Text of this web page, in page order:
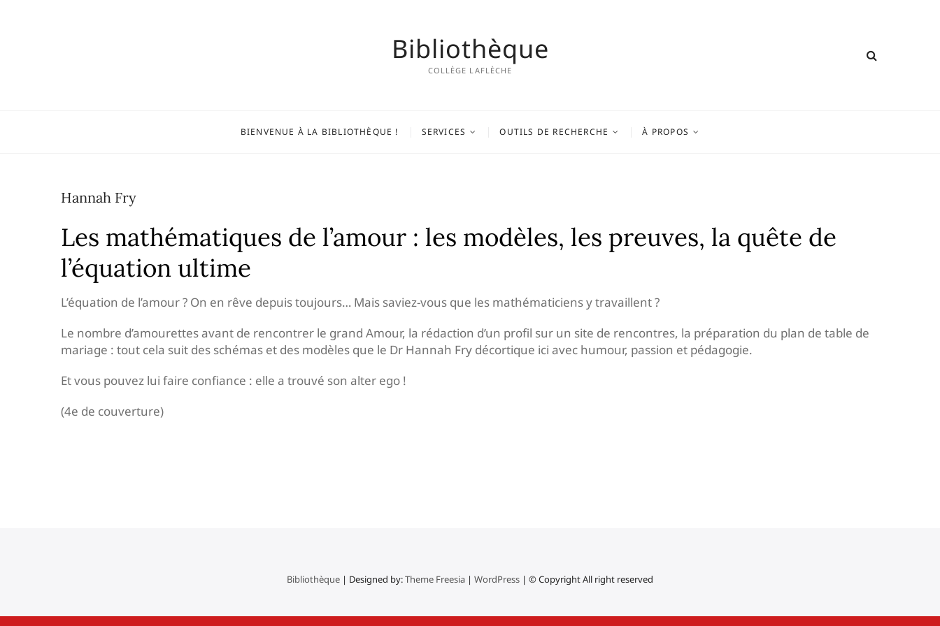
Bibliothèque
COLLÈGE LAFLÈCHE
BIENVENUE À LA BIBLIOTHÈQUE ! SERVICES OUTILS DE RECHERCHE À PROPOS
Hannah Fry
Les mathématiques de l’amour : les modèles, les preuves, la quête de
l’équation ultime
L’équation de l’amour ? On en rêve depuis toujours… Mais saviez-vous que les mathématiciens y travaillent ?
Le nombre d’amourettes avant de rencontrer le grand Amour, la rédaction d’un profil sur un site de rencontres, la préparation du plan de table de
mariage : tout cela suit des schémas et des modèles que le Dr Hannah Fry décortique ici avec humour, passion et pédagogie.
Et vous pouvez lui faire confiance : elle a trouvé son alter ego !
(4e de couverture)
Bibliothèque | Designed by:Theme Freesia | WordPress | © Copyright All right reserved